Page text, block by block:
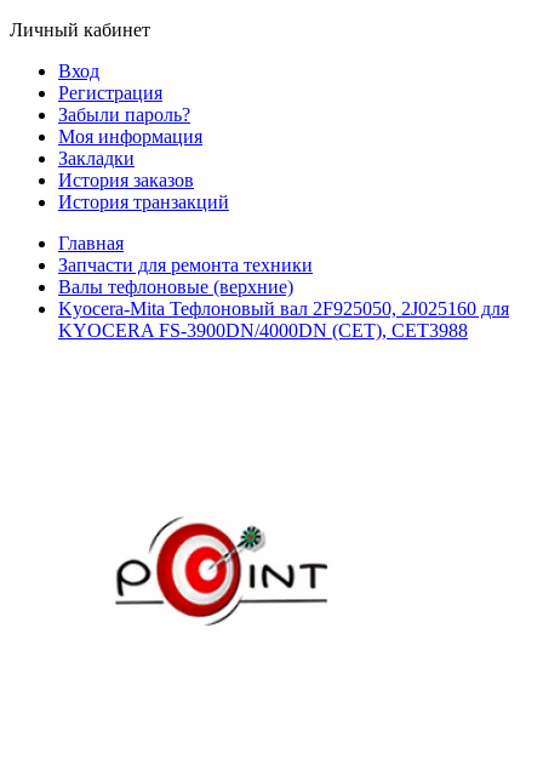
Личный кабинет
Вход
Регистрация
Забыли пароль?
Моя информация
Закладки
История заказов
История транзакций
Главная
Запчасти для ремонта техники
Валы тефлоновые (верхние)
Kyocera-Mita Тефлоновый вал 2F925050, 2J025160 для
KYOCERA FS-3900DN/4000DN (CET), CET3988